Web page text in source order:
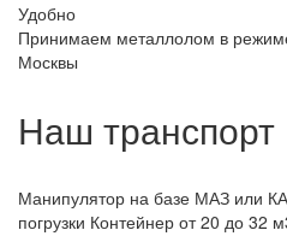
Удобно
Принимаем металлолом в
Москвы
Наш транспорт
Манипулятор на базе МАЗ или
погрузки Контейнер от 20 до 32